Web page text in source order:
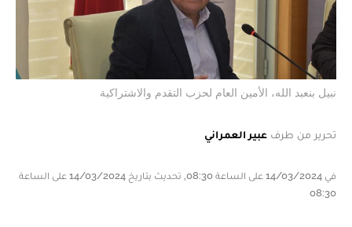
نبيل بنعبد الله، الأمين العام لحزب التقدم والاشتراكية
تحرير من طرف عبير العمراني
في 14/03/2024 على الساعة 08:30, تحديث بتاريخ 14/03/2024 على الساعة
08:30